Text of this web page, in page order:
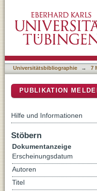
Universitätsbibliographie → 7
PUBLIKATION
Hilfe und Informationen
Stöbern
Dokumentanzeige
Erscheinungsdatum
Autoren
Titel